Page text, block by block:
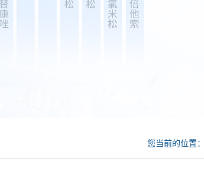
您当前的位置：